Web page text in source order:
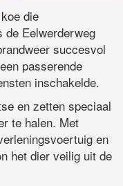
die
de Eelwerderweg
succesvol
passerende
inschakelde.
en zetten speciaal
te halen. Met
en
het dier veilig uit de